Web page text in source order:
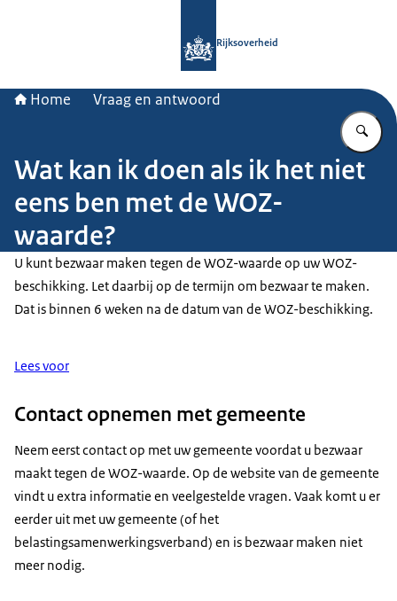
Rijksoverheid
Home Vraag en antwoord
Wat kan ik doen als ik het niet
eens ben met de WOZ-
waarde?
U kunt bezwaar maken tegen de WOZ-waarde op uw WOZ-
beschikking. Let daarbij op de termijn om bezwaar te maken.
Dat is binnen 6 weken na de datum van de WOZ-beschikking.
Lees voor
Contact opnemen met gemeente
Neem eerst contact op met uw gemeente voordat u bezwaar
maakt tegen de WOZ-waarde. Op de website van de gemeente
vindt u extra informatie en veelgestelde vragen. Vaak komt u er
eerder uit met uw gemeente (of het
belastingsamenwerkingsverband) en is bezwaar maken niet
meer nodig.